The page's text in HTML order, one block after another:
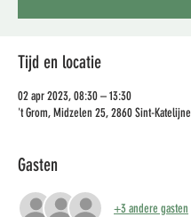
Tijd en locatie
02 apr 2023, 08:30 – 13:30
't Grom, Midzelen 25, 2860 Sint-
Gasten
+3 andere gasten